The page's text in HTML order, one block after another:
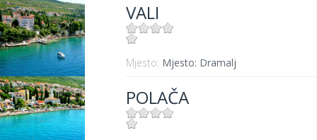
VALI
Mjesto: Mjesto: Dramalj
POLAČA